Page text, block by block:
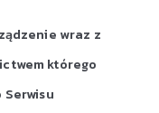
wraz z
którego